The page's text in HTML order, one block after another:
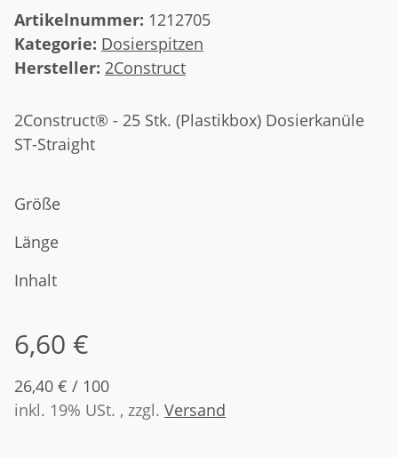
Artikelnummer: 1212705
Kategorie: Dosierspitzen
Hersteller: 2Construct
2Construct® - 25 Stk. (Plastikbox) Dosierkanüle
ST-Straight
Größe
Länge
Inhalt
6,60 €
26,40 € / 100
inkl. 19% USt. , zzgl. Versand